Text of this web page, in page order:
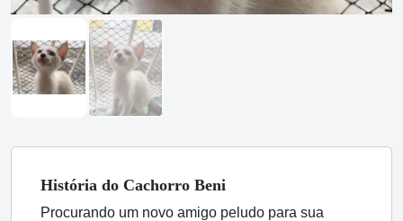
História do Cachorro Beni
Procurando um novo amigo peludo para sua